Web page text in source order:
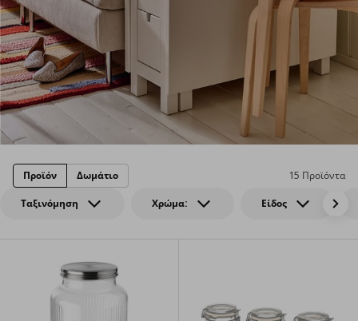
Ταξινόμηση Χρώμα: Είδος
15 Προϊόντα
Προϊόν Δωμάτιο